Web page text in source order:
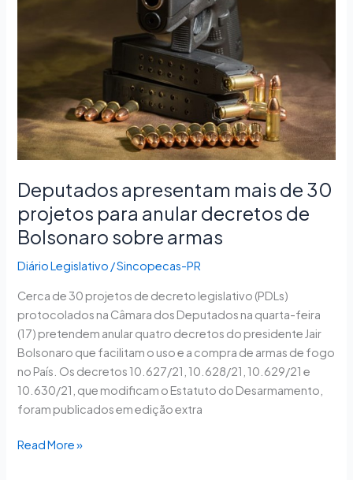
Deputados apresentam mais de 30
projetos para anular decretos de
Bolsonaro sobre armas
Diário Legislativo /Sincopecas-PR
Cerca de 30 projetos de decreto legislativo (PDLs)
protocolados na Câmara dos Deputados na quarta-feira
(17) pretendem anular quatro decretos do presidente Jair
Bolsonaro que facilitam o uso e a compra de armas de fogo
no País. Os decretos 10.627/21, 10.628/21, 10.629/21 e
10.630/21, que modificam o Estatuto do Desarmamento,
foram publicados em edição extra
de
Bolsonaro
sobre
armas
Read More »